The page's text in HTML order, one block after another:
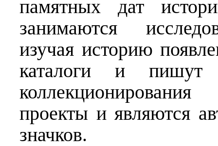
памятных дат
занимаются
изучая историю
каталоги и пишут
проекты и являются
значков.